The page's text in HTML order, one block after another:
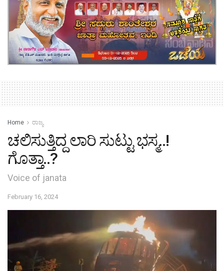
Home ರಾಜ್ಯ
ಚಲಿಸುತ್ತಿದ್ದ ಲಾರಿ ಸುಟ್ಟು ಭಸ್ಮ..!
ಗೊತ್ತಾ..?
Voice of janata
February 16, 2024